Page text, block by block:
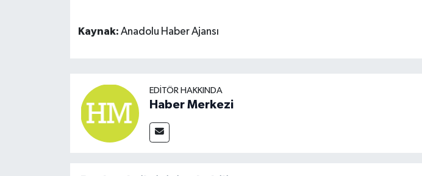
Kaynak: Anadolu Haber Ajansı
EDITÖR HAKKINDA
Haber Merkezi